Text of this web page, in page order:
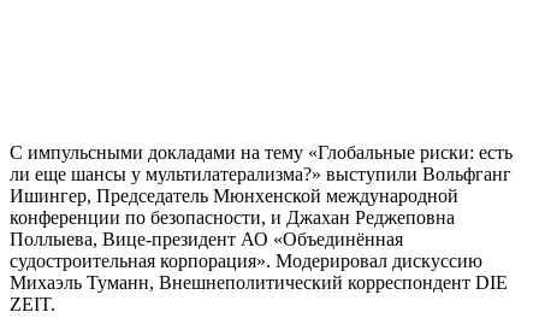
С импульсными докладами на тему «Глобальные риски: есть
ли еще шансы у мультилатерализма?» выступили Вольфганг
Ишингер, Председатель Мюнхенской международной
конференции по безопасности, и Джахан Реджеповна
Поллыева, Вице-президент АО «Объединённая
судостроительная корпорация». Модерировал дискуссию
Михаэль Туманн, Внешнеполитический корреспондент DIE
ZEIT.